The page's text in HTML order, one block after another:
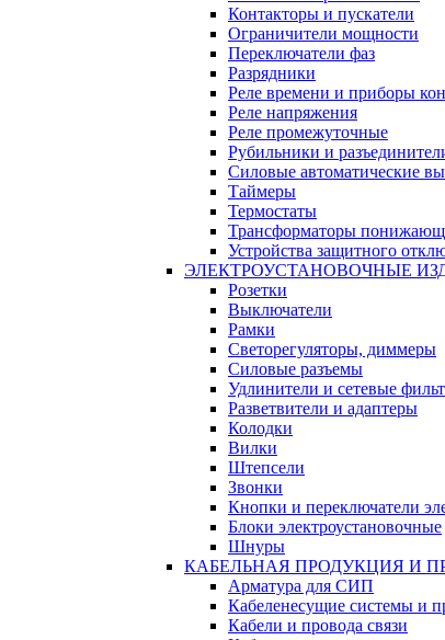
Контакторы и пускатели
Ограничители мощности
Переключатели фаз
Разрядники
Реле времени и приборы
Реле напряжения
Реле промежуточные
Рубильники и
Силовые автоматические
Таймеры
Термостаты
Трансформаторы
Устройства защитного
ЭЛЕКТРОУСТАНОВОЧНЫЕ
Розетки
Выключатели
Рамки
Светорегуляторы, диммеры
Силовые разъемы
Удлинители и сетевые
Разветвители и адаптеры
Колодки
Вилки
Штепсели
Звонки
Кнопки и переключатели
Блоки электроустановочные
Шнуры
КАБЕЛЬНАЯ ПРОДУКЦИЯ И
Арматура для СИП
Кабеленесущие системы и
Кабели и провода связи